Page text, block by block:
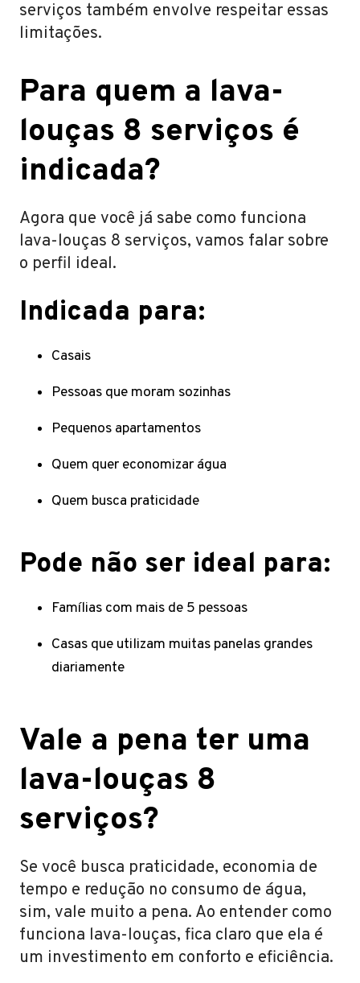
serviços também envolve respeitar essas
limitações.
Para quem a lava-
louças 8 serviços é
indicada?
Agora que você já sabe como funciona
lava-louças 8 serviços, vamos falar sobre
o perfil ideal.
Indicada para:
Casais
Pessoas que moram sozinhas
Pequenos apartamentos
Quem quer economizar água
Quem busca praticidade
Pode não ser ideal para:
Famílias com mais de 5 pessoas
Casas que utilizam muitas panelas grandes
diariamente
Vale a pena ter uma
lava-louças 8
serviços?
Se você busca praticidade, economia de
tempo e redução no consumo de água,
sim, vale muito a pena. Ao entender como
funciona lava-louças, fica claro que ela é
um investimento em conforto e eficiência.